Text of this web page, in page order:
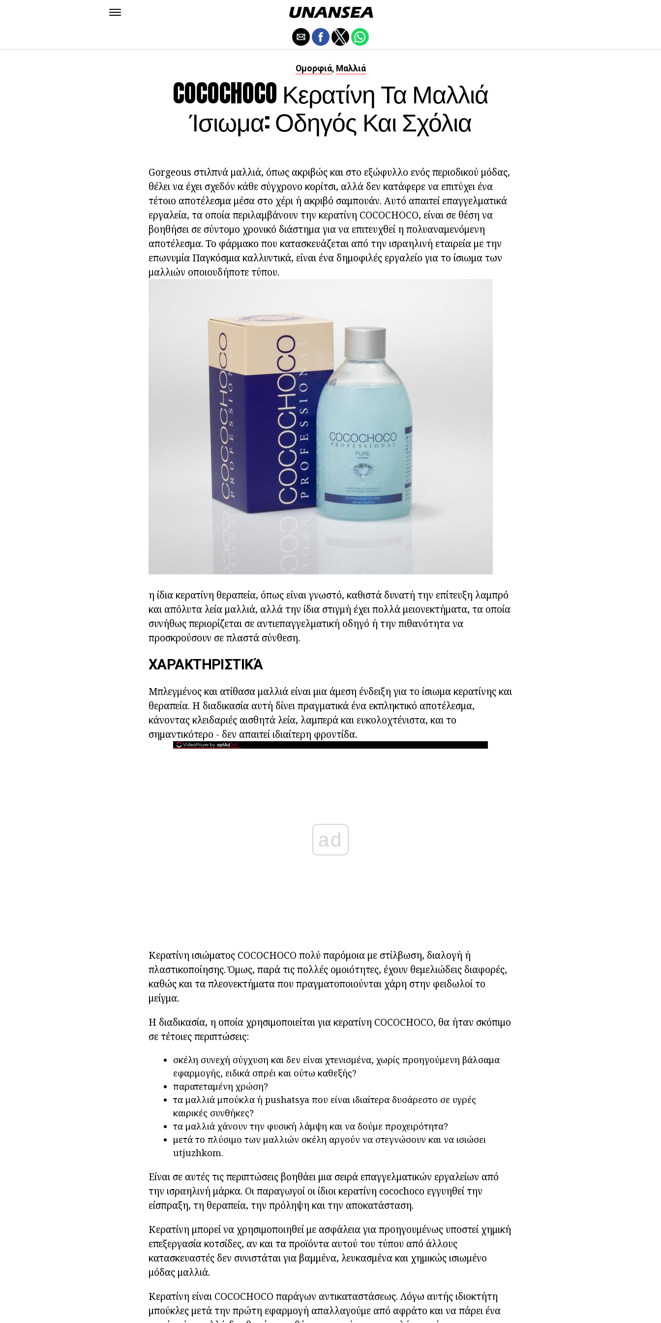
Ομορφιά, Μαλλιά
COCOCHOCO Κερατίνη Τα Μαλλιά
Ίσιωμα: Οδηγός Και Σχόλια
Gorgeous στιλπνά μαλλιά, όπως ακριβώς και στο εξώφυλλο ενός περιοδικού μόδας,
θέλει να έχει σχεδόν κάθε σύγχρονο κορίτσι, αλλά δεν κατάφερε να επιτύχει ένα
τέτοιο αποτέλεσμα μέσα στο χέρι ή ακριβό σαμπουάν. Αυτό απαιτεί επαγγελματικά
εργαλεία, τα οποία περιλαμβάνουν την κερατίνη COCOCHOCO, είναι σε θέση να
βοηθήσει σε σύντομο χρονικό διάστημα για να επιτευχθεί η πολυαναμενόμενη
αποτέλεσμα. Το φάρμακο που κατασκευάζεται από την ισραηλινή εταιρεία με την
επωνυμία Παγκόσμια καλλυντικά, είναι ένα δημοφιλές εργαλείο για το ίσιωμα των
μαλλιών οποιουδήποτε τύπου.
η ίδια κερατίνη θεραπεία, όπως είναι γνωστό, καθιστά δυνατή την επίτευξη λαμπρό
και απόλυτα λεία μαλλιά, αλλά την ίδια στιγμή έχει πολλά μειονεκτήματα, τα οποία
συνήθως περιορίζεται σε αντιεπαγγελματική οδηγό ή την πιθανότητα να
προσκρούσουν σε πλαστά σύνθεση.
ΧΑΡΑΚΤΗΡΙΣΤΙΚΆ
Μπλεγμένος και ατίθασα μαλλιά είναι μια άμεση ένδειξη για το ίσιωμα κερατίνης και
θεραπεία. Η διαδικασία αυτή δίνει πραγματικά ένα εκπληκτικό αποτέλεσμα,
κάνοντας κλειδαριές αισθητά λεία, λαμπερά και ευκολοχτένιστα, και το
σημαντικότερο - δεν απαιτεί ιδιαίτερη φροντίδα.
ad
Κερατίνη ισιώματος COCOCHOCO πολύ παρόμοια με στίλβωση, διαλογή ή
πλαστικοποίησης. Όμως, παρά τις πολλές ομοιότητες, έχουν θεμελιώδεις διαφορές,
καθώς και τα πλεονεκτήματα που πραγματοποιούνται χάρη στην φειδωλοί το
μείγμα.
Η διαδικασία, η οποία χρησιμοποιείται για κερατίνη COCOCHOCO, θα ήταν σκόπιμο
σε τέτοιες περιπτώσεις:
σκέλη συνεχή σύγχυση και δεν είναι χτενισμένα, χωρίς προηγούμενη βάλσαμα
εφαρμογής, ειδικά σπρέι και ούτω καθεξής?
παρατεταμένη χρώση?
τα μαλλιά μπούκλα ή pushatsya που είναι ιδιαίτερα δυσάρεστο σε υγρές
καιρικές συνθήκες?
τα μαλλιά χάνουν την φυσική λάμψη και να δούμε προχειρότητα?
μετά το πλύσιμο των μαλλιών σκέλη αργούν να στεγνώσουν και να ισιώσει
utjuzhkom.
Είναι σε αυτές τις περιπτώσεις βοηθάει μια σειρά επαγγελματικών εργαλείων από
την ισραηλινή μάρκα. Οι παραγωγοί οι ίδιοι κερατίνη cocochoco εγγυηθεί την
είσπραξη, τη θεραπεία, την πρόληψη και την αποκατάσταση.
Κερατίνη μπορεί να χρησιμοποιηθεί με ασφάλεια για προηγουμένως υποστεί χημική
επεξεργασία κοτσίδες, αν και τα προϊόντα αυτού του τύπου από άλλους
κατασκευαστές δεν συνιστάται για βαμμένα, λευκασμένα και χημικώς ισιωμένο
μόδας μαλλιά.
Κερατίνη είναι COCOCHOCO παράγων αντικαταστάσεως. Λόγω αυτής ιδιοκτήτη
μπούκλες μετά την πρώτη εφαρμογή απαλλαγούμε από αφράτο και να πάρει ένα